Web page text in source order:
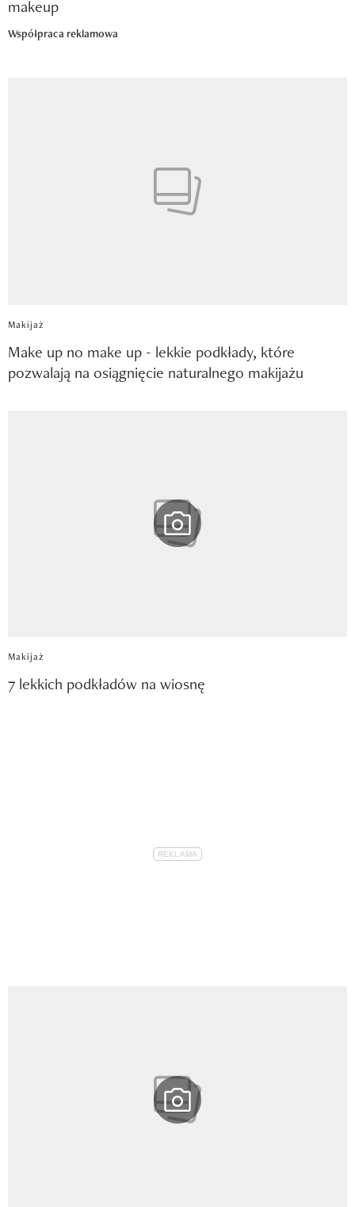
makeup
Współpraca reklamowa
Makijaż
Make up no make up - lekkie podkłady, które
pozwalają na osiągnięcie naturalnego makijażu
Makijaż
7 lekkich podkładów na wiosnę